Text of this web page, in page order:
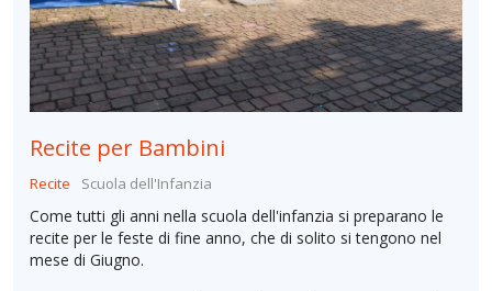
Recite per Bambini
Recite Scuola dell'Infanzia
Come tutti gli anni nella scuola dell'infanzia si preparano le
recite per le feste di fine anno, che di solito si tengono nel
mese di Giugno.